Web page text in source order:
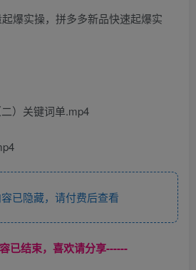
）关键词单.mp4
已隐藏，请付费后查看
已结束，喜欢请分享------